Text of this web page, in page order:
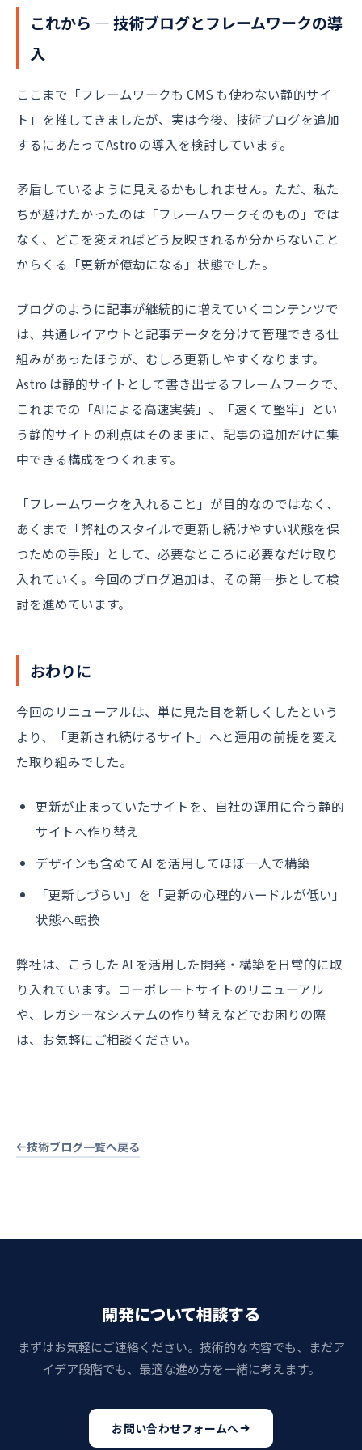
これから ― 技術ブログとフレームワークの導
入
ここまで「フレームワークも CMS も使わない静的サイ
ト」を推してきましたが、実は今後、技術ブログを追加
するにあたってAstro の導入を検討しています。
矛盾しているように見えるかもしれません。ただ、私た
ちが避けたかったのは「フレームワークそのもの」では
なく、どこを変えればどう反映されるか分からないこと
からくる「更新が億劫になる」状態でした。
ブログのように記事が継続的に増えていくコンテンツで
は、共通レイアウトと記事データを分けて管理できる仕
組みがあったほうが、むしろ更新しやすくなります。
Astro は静的サイトとして書き出せるフレームワークで、
これまでの「AIによる高速実装」、「速くて堅牢」とい
う静的サイトの利点はそのままに、記事の追加だけに集
中できる構成をつくれます。
「フレームワークを入れること」が目的なのではなく、
あくまで「弊社のスタイルで更新し続けやすい状態を保
つための手段」として、必要なところに必要なだけ取り
入れていく。今回のブログ追加は、その第一歩として検
討を進めています。
おわりに
今回のリニューアルは、単に見た目を新しくしたという
より、「更新され続けるサイト」へと運用の前提を変え
た取り組みでした。
更新が止まっていたサイトを、自社の運用に合う静的
サイトへ作り替え
デザインも含めて AI を活用してほぼ一人で構築
「更新しづらい」を「更新の心理的ハードルが低い」
状態へ転換
弊社は、こうした AI を活用した開発・構築を日常的に取
り入れています。コーポレートサイトのリニューアル
や、レガシーなシステムの作り替えなどでお困りの際
は、お気軽にご相談ください。
技術ブログ一覧へ戻る
開発について相談する
まずはお気軽にご連絡ください。技術的な内容でも、まだア
イデア段階でも、最適な進め方を一緒に考えます。
お問い合わせフォームへ